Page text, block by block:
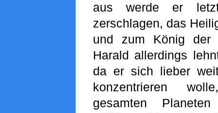
aus werde er
zerschlagen, das
und zum König der
Harald allerdings
da er sich lieber
konzentrieren
gesamten